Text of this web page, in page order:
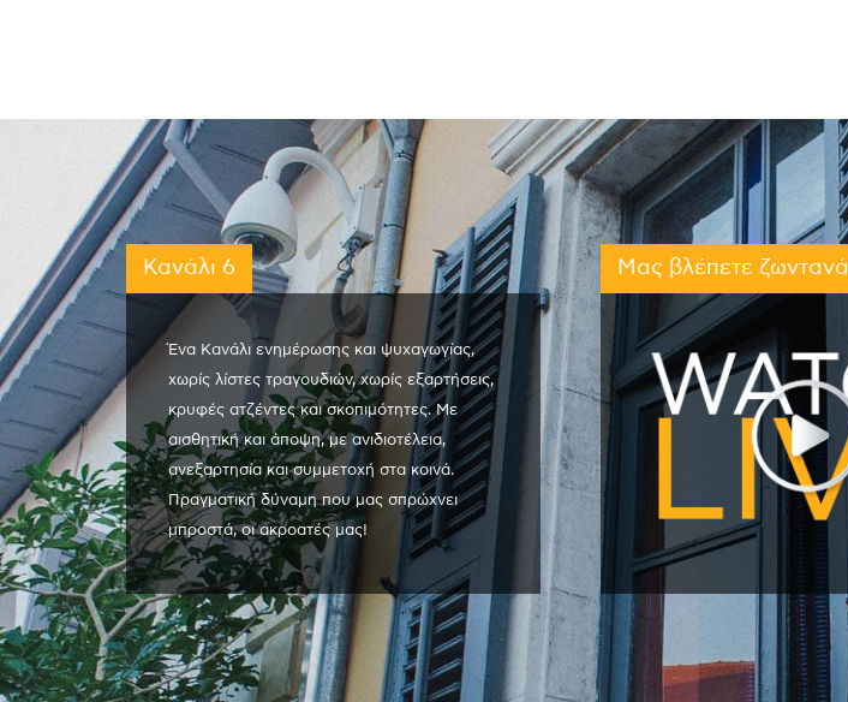
Κανάλι 6
Ένα Κανάλι ενημέρωσης και ψυχαγωγίας,
χωρίς λίστες τραγουδιών, χωρίς εξαρτήσεις,
κρυφές ατζέντες και σκοπιμότητες. Με
αισθητική και άποψη, με ανιδιοτέλεια,
ανεξαρτησία και συμμετοχή στα κοινά.
Πραγματική δύναμη που μας σπρώχνει
μπροστά, οι ακροατές μας!
Μας βλέπετε ζωντανά